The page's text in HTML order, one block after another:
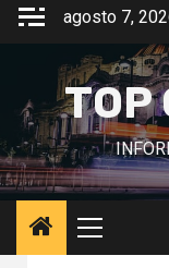
Saltar
contenido
agosto 7,
TOP
Menú
principal